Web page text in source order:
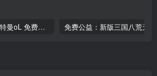
免费公益:金兔奥特曼oL 免费后台